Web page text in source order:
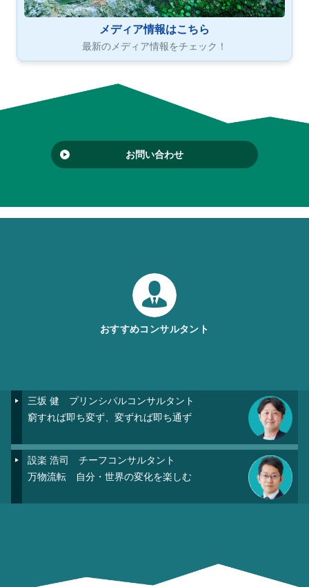
メディア情報はこちら
最新のメディア情報をチェック！
お問い合わせ
おすすめコンサルタント
三坂 健
プリンシパルコンサルタント
窮すれば即ち変ず、変ずれば即ち通ず
設楽 浩司
チーフコンサルタント
万物流転 自分・世界の変化を楽しむ